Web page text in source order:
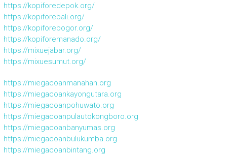
https://kopiforedepok.org/
https://kopiforebali.org/
https://kopiforebogor.org/
https://kopiforemanado.org/
https://mixuejabar.org/
https://mixuesumut.org/
https://miegacoanmanahan.org
https://miegacoankayongutara.org
https://miegacoanpohuwato.org
https://miegacoanpulautokongboro.org
https://miegacoanbanyumas.org
https://miegacoanbulukumba.org
https://miegacoanbintang.org